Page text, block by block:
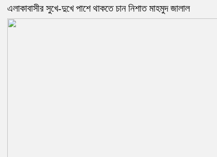
এলাকাবাসীর সুখে-দুখে পাশে থাকতে চান নিশাত মাহমুদ জালাল